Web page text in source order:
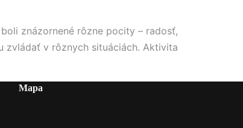
znázornené rôzne pocity – radosť,
zvládať v rôznych situáciách. Aktivita
Mapa